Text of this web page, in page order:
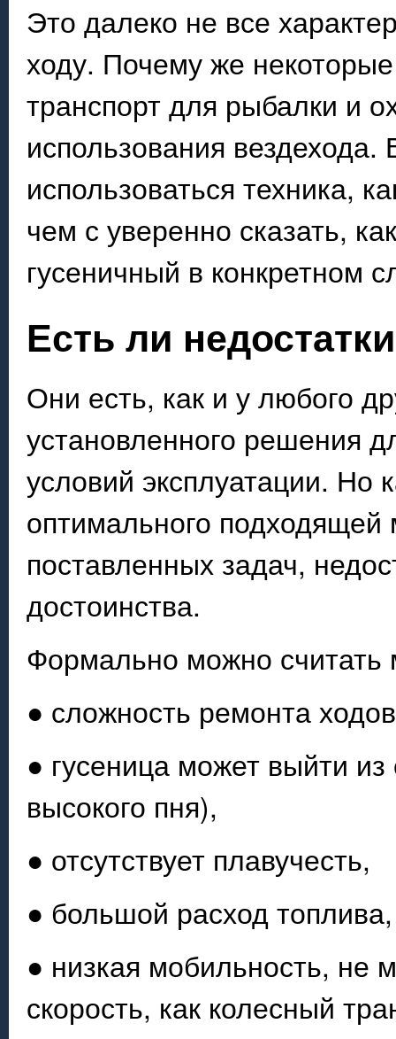
Это далеко не все
ходу. Почему же
транспорт для рыбалки и
использования
использоваться техника,
чем с уверенно сказать,
гусеничный в конкретном
Есть ли недостатки
Они есть, как и у любого
установленного решения
условий эксплуатации. Но
оптимального
поставленных задач,
достоинства.
Формально можно считать
● сложность ремонта
● гусеница может выйти
высокого пня),
● отсутствует плавучесть,
● большой расход топлива,
● низкая мобильность, не
скорость, как колесный